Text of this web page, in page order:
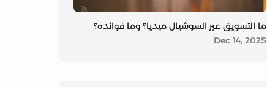
ما التسويق عبر السوشيال ميديا؟ وما فوائده؟
Dec 14, 2025